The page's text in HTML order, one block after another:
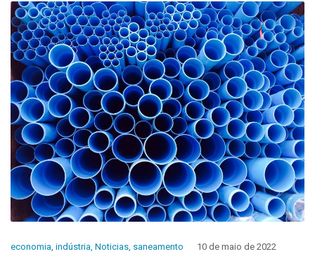
economia indústria Noticias saneamento 10 de maio de 2022